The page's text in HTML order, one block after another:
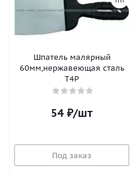
Шпатель малярный
60мм,нержавеющая сталь
T4P
54 ₽/шт
Под заказ